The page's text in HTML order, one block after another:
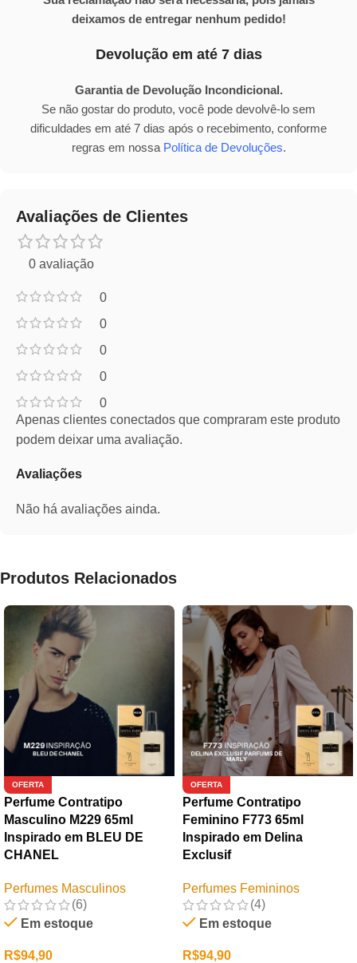
deixamos de entregar nenhum pedido!
Devolução em até 7 dias
Garantia de Devolução Incondicional.
Se não gostar do produto, você pode devolvê-lo sem
dificuldades em até 7 dias após o recebimento, conforme
regras em nossa Política de Devoluções.
Avaliações de Clientes
0 avaliação
0
0
0
0
0
Avaliações
Não há avaliações ainda.
Apenas clientes conectados que compraram este produto
podem deixar uma avaliação.
Produtos Relacionados
OFERTA
Perfume Contratipo
Masculino M229 65ml
Inspirado em BLEU DE
CHANEL
Perfumes Masculinos
(6)
Em estoque
R$94,90
OFERTA
Perfume Contratipo
Feminino F773 65ml
Inspirado em Delina
Exclusif
Perfumes Femininos
(4)
Em estoque
R$94,90